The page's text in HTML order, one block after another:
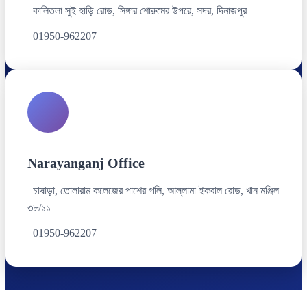
কালিতলা সুই হাড়ি রোড, সিঙ্গার শোরুমের উপরে, সদর, দিনাজপুর
01950-962207
Narayanganj Office
চাষাড়া, তোলারাম কলেজের পাশের গলি, আল্লামা ইকবাল রোড, খান মঞ্জিল
৩৮/১১
01950-962207